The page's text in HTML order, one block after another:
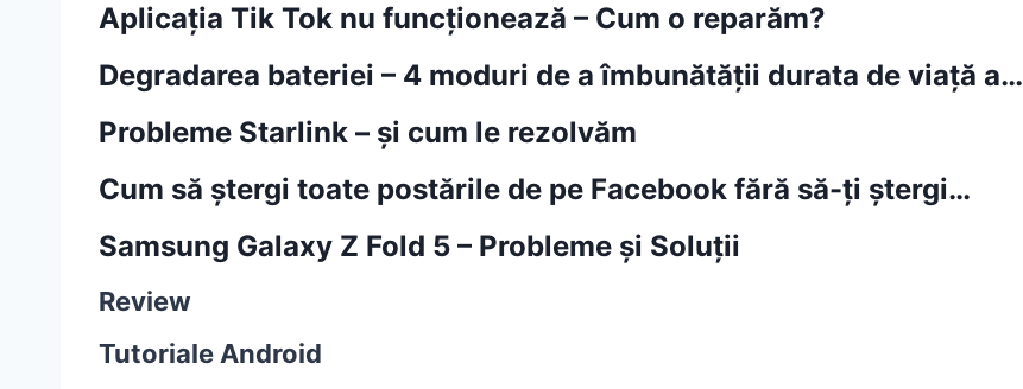
Aplicația Tik Tok nu funcționează – Cum o reparăm?
Degradarea bateriei – 4 moduri de a îmbunătății durata de viață a…
Probleme Starlink – și cum le rezolvăm
Cum să ștergi toate postările de pe Facebook fără să-ți ștergi…
Samsung Galaxy Z Fold 5 – Probleme și Soluții
Review
Tutoriale Android